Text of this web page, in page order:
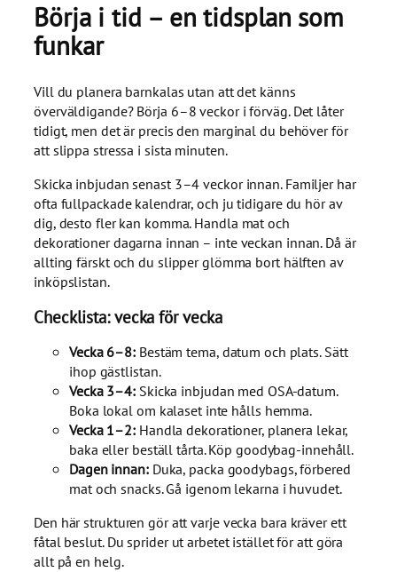
Börja i tid – en tidsplan som
funkar
Vill du planera barnkalas utan att det känns
överväldigande? Börja 6–8 veckor i förväg. Det låter
tidigt, men det är precis den marginal du behöver för
att slippa stressa i sista minuten.
Skicka inbjudan senast 3–4 veckor innan. Familjer har
ofta fullpackade kalendrar, och ju tidigare du hör av
dig, desto fler kan komma. Handla mat och
dekorationer dagarna innan – inte veckan innan. Då är
allting färskt och du slipper glömma bort hälften av
inköpslistan.
Checklista: vecka för vecka
Vecka 6–8: Bestäm tema, datum och plats. Sätt
ihop gästlistan.
Vecka 3–4: Skicka inbjudan med OSA-datum.
Boka lokal om kalaset inte hålls hemma.
Vecka 1–2: Handla dekorationer, planera lekar,
baka eller beställ tårta. Köp goodybag-innehåll.
Dagen innan:Duka, packa goodybags, förbered
mat och snacks. Gå igenom lekarna i huvudet.
Den här strukturen gör att varje vecka bara kräver ett
fåtal beslut. Du sprider ut arbetet istället för att göra
allt på en helg.